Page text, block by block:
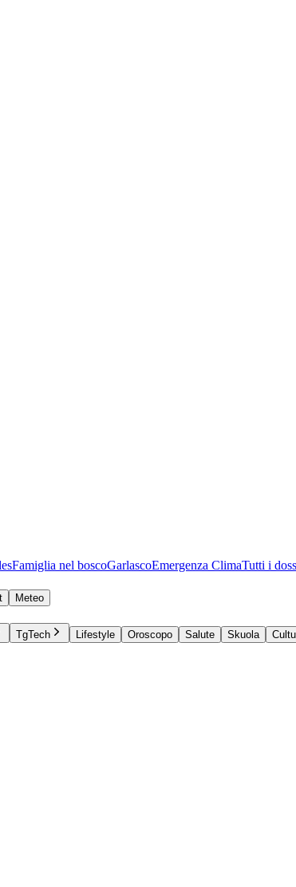
Famiglia nel boscoGarlascoEmergenza ClimaTutti i
Meteo
TgTech Lifestyle Oroscopo Salute Skuola